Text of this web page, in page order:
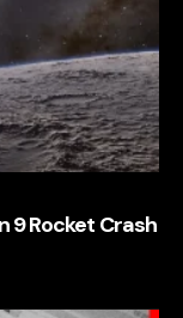
9 Rocket Crash